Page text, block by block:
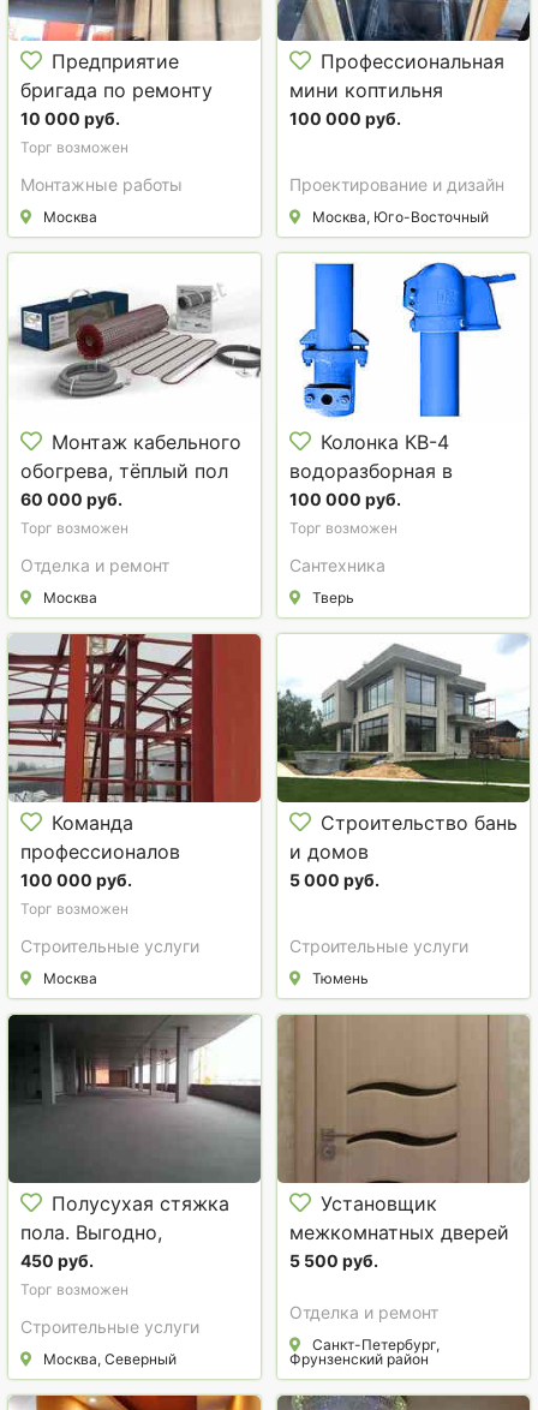
Предприятие
бригада по ремонту
подкрановых
мостовых путей
10 000 руб.
Торг возможен
Монтажные работы
Москва
Профессиональная
мини коптильня
100 000 руб.
Проектирование и дизайн
Москва, Юго-Восточный
Монтаж кабельного
обогрева, тёплый пол
60 000 руб.
Торг возможен
Отделка и ремонт
Москва
Колонка КВ-4
водоразборная в
Твери. Гидрант ГП
100 000 руб.
Торг возможен
Сантехника
Тверь
Команда
профессионалов
осуществит
строительные работы
по вашей смете
100 000 руб.
Торг возможен
Строительные услуги
Москва
Строительство бань
и домов
5 000 руб.
Строительные услуги
Тюмень
Полусухая стяжка
пола. Выгодно,
качественно, быстро.
Немецкое
оборудование
450 руб.
Торг возможен
Строительные услуги
Москва, Северный
Установщик
межкомнатных дверей
КУПЧИНО
5 500 руб.
Отделка и ремонт
Санкт-Петербург,
Фрунзенский район